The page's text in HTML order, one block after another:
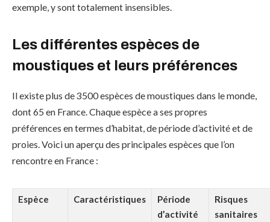
exemple, y sont totalement insensibles.
Les différentes espèces de
moustiques et leurs préférences
Il existe plus de 3500 espèces de moustiques dans le monde,
dont 65 en France. Chaque espèce a ses propres
préférences en termes d’habitat, de période d’activité et de
proies. Voici un aperçu des principales espèces que l’on
rencontre en France :
Espèce Caractéristiques
Période
d’activité
Risques
sanitaires